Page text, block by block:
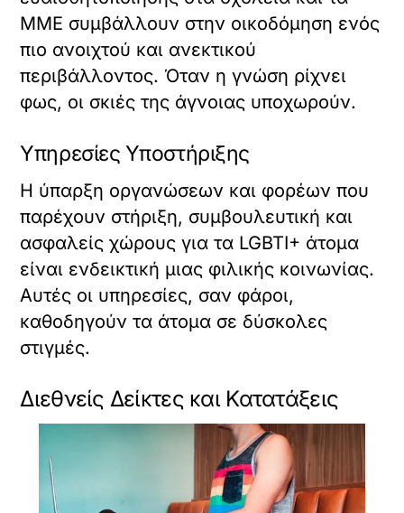
ΜΜΕ συμβάλλουν στην οικοδόμηση ενός
πιο ανοιχτού και ανεκτικού
περιβάλλοντος. Όταν η γνώση ρίχνει
φως, οι σκιές της άγνοιας υποχωρούν.
Υπηρεσίες Υποστήριξης
Η ύπαρξη οργανώσεων και φορέων που
παρέχουν στήριξη, συμβουλευτική και
ασφαλείς χώρους για τα LGBTI+ άτομα
είναι ενδεικτική μιας φιλικής κοινωνίας.
Αυτές οι υπηρεσίες, σαν φάροι,
καθοδηγούν τα άτομα σε δύσκολες
στιγμές.
Διεθνείς Δείκτες και Κατατάξεις